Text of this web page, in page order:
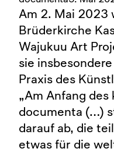
Am 2. Mai 2023
Brüderkirche
Wajukuu Art
sie
Praxis des
„Am Anfang
documenta (…)
darauf ab, die
etwas für die